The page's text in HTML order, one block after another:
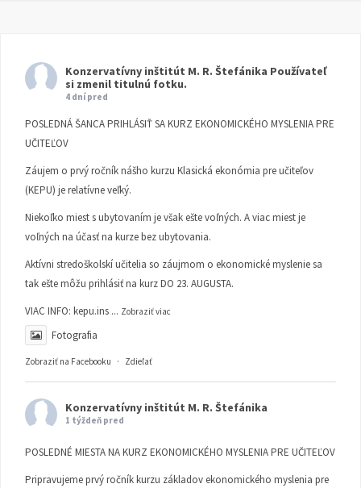
Konzervatívny inštitút M. R. Štefánika Používateľ
si zmenil titulnú fotku.
4 dní pred
POSLEDNÁ ŠANCA PRIHLÁSIŤ SA KURZ EKONOMICKÉHO MYSLENIA PRE
UČITEĽOV
Záujem o prvý ročník nášho kurzu Klasická ekonómia pre učiteľov
(KEPU) je relatívne veľký.
Niekoľko miest s ubytovaním je však ešte voľných. A viac miest je
voľných na účasť na kurze bez ubytovania.
Aktívni stredoškolskí učitelia so záujmom o ekonomické myslenie sa
tak ešte môžu prihlásiť na kurz DO 23. AUGUSTA.
VIAC INFO: kepu.ins ... Zobraziť viac
Fotografia
Zobraziť na Facebooku · Zdieľať
Konzervatívny inštitút M. R. Štefánika
1 týždeň pred
POSLEDNÉ MIESTA NA KURZ EKONOMICKÉHO MYSLENIA PRE UČITEĽOV
Pripravujeme prvý ročník kurzu základov ekonomického myslenia pre